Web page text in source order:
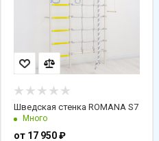
Шведская стенка ROMANA S7
Много
от 17 950 ₽